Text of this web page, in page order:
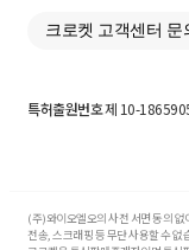
크로켓 고객센터 문
특허출원번호제 10-
(주)와이오엘오의 사전 서면 동의
전송, 스크래핑 등 무단 사용할 수 없